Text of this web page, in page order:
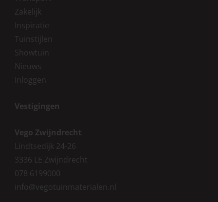
Zakelijk
Inspiratie
Tuinstijlen
Showtuin
Nieuws
Inloggen
Vestigingen
Vego Zwijndrecht
Lindtsedijk 24-26
3336 LE Zwijndrecht
078 6199000
info@vegotuinmaterialen.nl